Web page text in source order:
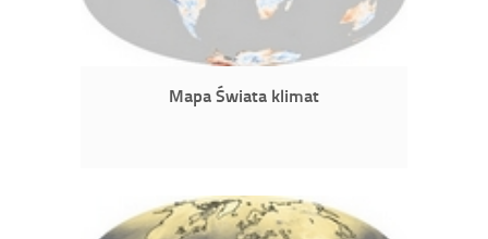
Mapa Świata klimat